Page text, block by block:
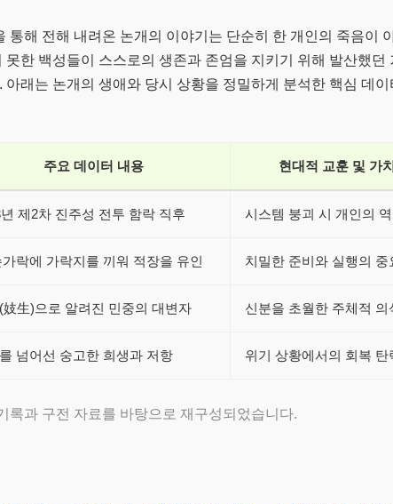
통해 전해 내려온 논개의 이야기는 단순히 한 개인의 죽음이
못한 백성들이 스스로의 생존과 존엄을 지키기 위해 발산했던
아래는 논개의 생애와 당시 상황을 정밀하게 분석한 핵심 데이
주요 데이터 내용 현대적 교훈 및 가치
제2차 진주성 전투 함락 직후 시스템 붕괴 시 개인의
가락에 가락지를 끼워 적장을 유인 치밀한 준비와 실행의 중
妓生)으로 알려진 민중의 대변자 신분을 초월한 주체적 의
넘어선 숭고한 희생과 저항 위기 상황에서의 회복 탄
록과 구전 자료를 바탕으로 재구성되었습니다.